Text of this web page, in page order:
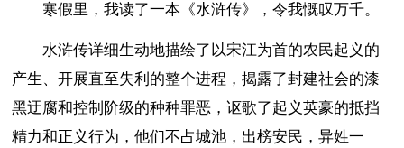
寒假里，我读了一本《水浒传》，令我慨叹万千。
水浒传详细生动地描绘了以宋江为首的农民起义的
产生、开展直至失利的整个进程，揭露了封建社会的漆
黑迂腐和控制阶级的种种罪恶，讴歌了起义英豪的抵挡
精力和正义行为，他们不占城池，出榜安民，异姓一